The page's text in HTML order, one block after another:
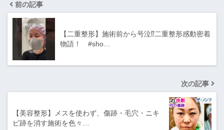
前の記事
【二重整形】施術前から号泣⁉︎二重整形感動密着
物語！ #sho…
次の記事
【美容整形】メスを使わず、傷跡・毛穴・ニキ
ビ跡を消す施術を色々…